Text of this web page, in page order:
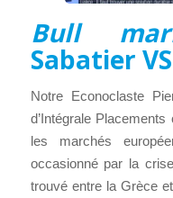
Bull
Sabatier
Notre Econoclaste
d’Intégrale
les marchés
occasionné par la
trouvé entre la Grèce